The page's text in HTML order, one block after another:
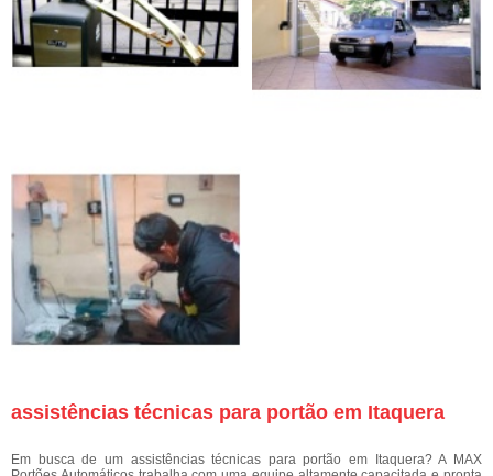
assistências técnicas para portão em Itaquera
Em busca de um assistências técnicas para portão em Itaquera? A MAX